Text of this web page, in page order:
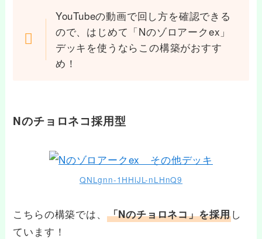
YouTubeの動画で回し方を確認できる
ので、はじめて「Nのゾロアークex」
デッキを使うならこの構築がおすす
め！
Nのチョロネコ採用型
QNLgnn-1HHiJL-nLHnQ9
こちらの構築では、 「Nのチョロネコ」を採用し
ています！